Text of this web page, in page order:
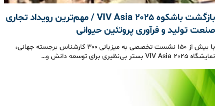
بازگشت باشکوه VIV Asia 2025 / مهم‌ترین رویداد تجاری
صنعت تولید و فرآوری پروتئین حیوانی
با بیش از ۱۵۰ نشست تخصصی به میزبانی ۳۰۰ کارشناس برجسته جهانی،
نمایشگاه VIV Asia 2025 بستر بی‌نظیری برای توسعه دانش و…